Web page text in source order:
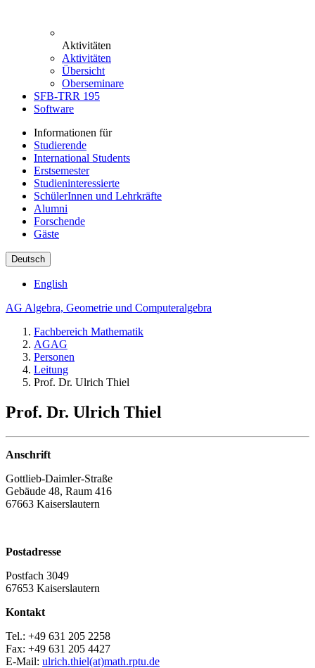
Aktivitäten
Aktivitäten
Übersicht
Oberseminare
SFB-TRR 195
Software
Informationen für
Studierende
International Students
Erstsemester
Studieninteressierte
SchülerInnen und Lehrkräfte
Alumni
Forschende
Gäste
Deutsch
English
AG Algebra, Geometrie und Computeralgebra
Fachbereich Mathematik
AGAG
Personen
Leitung
Prof. Dr. Ulrich Thiel
Prof. Dr. Ulrich Thiel
Anschrift
Gottlieb-Daimler-Straße
Gebäude 48, Raum 416
67663 Kaiserslautern
Postadresse
Postfach 3049
67653 Kaiserslautern
Kontakt
Tel.: +49 631 205 2258
Fax: +49 631 205 4427
E-Mail: ulrich.thiel(at)math.rptu.de